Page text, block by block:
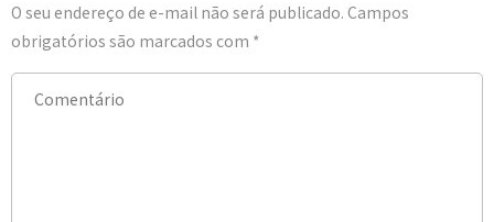
O seu endereço de e-mail não será publicado. Campos
obrigatórios são marcados com *